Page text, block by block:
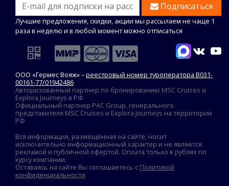
Подписаться
Лучшие предложения, скидки, акции мы рассылаем не чаще 1
раза в неделю и в любой момент можно отписаться
ООО «Гермес Вояж» –реестровый номер туроператора В031-
00161-77/01942486
Авторизованный партнер по бронированию MSC Cruises и
Explora Journeys в РФ
Официальный партнер PAC Group, генерального
представителя MSC Cruises и Explora Journeys на территории
РФ
Вся информация, размещённая на сайте, носит
исключительно информационный характер и не является
рекламой и публичной офертой. Оплата только в рублях по
курсу компании.
Оставаясь на сайте Вы соглашаетесь с Политикой
конфиденциальности